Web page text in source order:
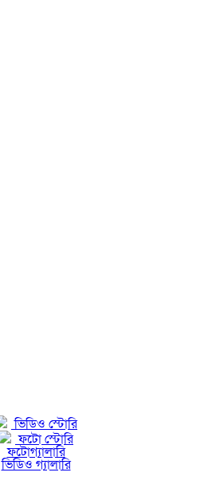
ভিডিও স্টোরি
ফটো স্টোরি
ফটোগ্যালারি
ভিডিও গ্যালারি